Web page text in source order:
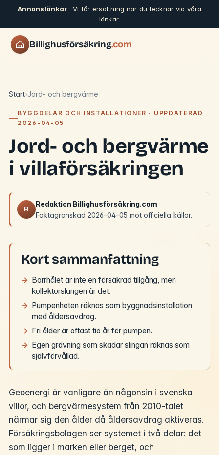
Annonslänkar · Vi får ersättning när du tecknar via våra
länkar.
Billighusförsäkring.com
Start Jord- och bergvärme
BYGGDELAR OCH INSTALLATIONER · UPPDATERAD
2026-04-05
Jord- och bergvärme
i villaförsäkringen
R
Redaktion Billighusförsäkring.com ·
Faktagranskad 2026-04-05 mot officiella källor.
Kort sammanfattning
Borrhålet är inte en försäkrad tillgång, men
kollektorslangen är det.
Pumpenheten räknas som byggnadsinstallation
med åldersavdrag.
Fri ålder är oftast tio år för pumpen.
Egen grävning som skadar slingan räknas som
självförvållad.
Geoenergi är vanligare än någonsin i svenska
villor, och bergvärmesystem från 2010-talet
närmar sig den ålder då åldersavdrag aktiveras.
Försäkringsbolagen ser systemet i två delar: det
som ligger i marken eller berget, och